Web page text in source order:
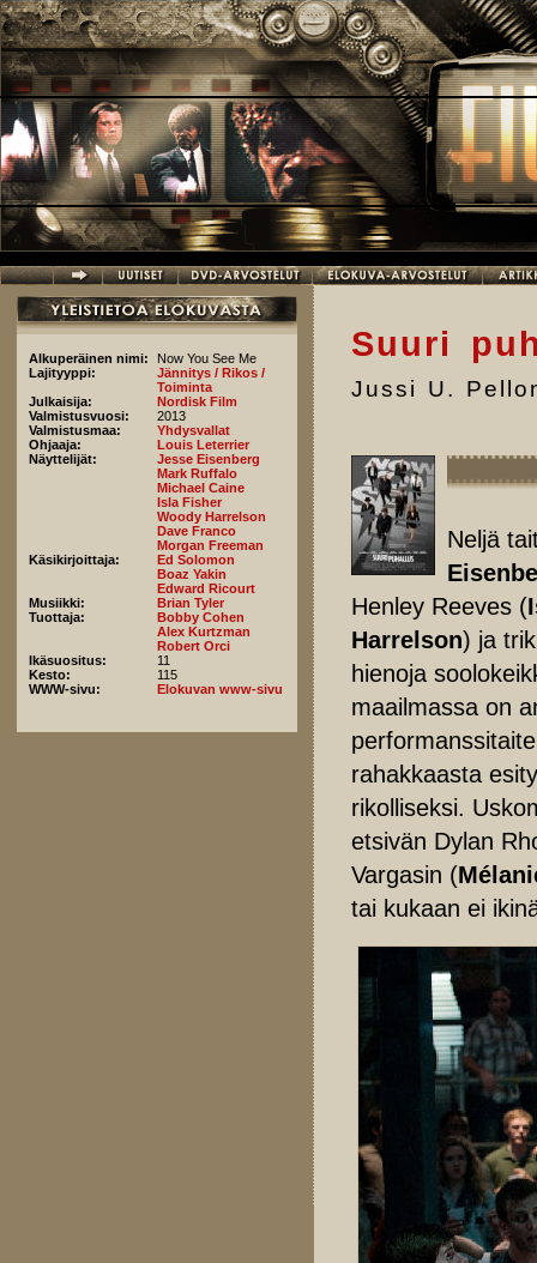
Hyppää pääsisältöön
Alkuperäinen nimi:
Now You See Me
Lajityyppi:
Jännitys / Rikos /
Toiminta
Julkaisija:
Nordisk Film
Valmistusvuosi:
2013
Valmistusmaa:
Yhdysvallat
Ohjaaja:
Louis Leterrier
Näyttelijät:
Jesse Eisenberg
Mark Ruffalo
Michael Caine
Isla Fisher
Woody Harrelson
Dave Franco
Morgan Freeman
Käsikirjoittaja:
Ed Solomon
Boaz Yakin
Edward Ricourt
Musiikki:
Brian Tyler
Tuottaja:
Bobby Cohen
Alex Kurtzman
Robert Orci
Ikäsuositus:
11
Kesto:
115
WWW-sivu:
Elokuvan www-sivu
Suuri
Jussi U.
Neljä
Henley Reeves (
Harrelson) ja
hienoja
maailmassa on
rahakkaasta
rikolliseksi.
etsivän Dylan
Vargasin (
tai kukaan ei